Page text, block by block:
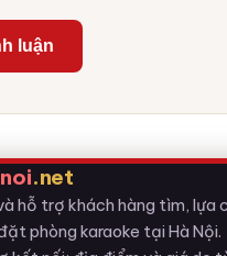
.net
hỗ trợ khách hàng tìm, lựa
phòng karaoke tại Hà Nội.